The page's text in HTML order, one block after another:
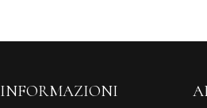
INFORMAZIONI